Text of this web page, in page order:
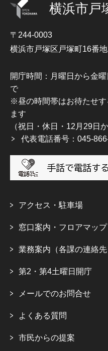
横浜市戸
〒244-0003
横浜市戸塚区戸塚町16番
開庁時間：月曜日から金
で
※昼の時間帯はお待たせす
ます
（祝日・休日・12月29日
代表電話番号：045-
アクセス・駐車場
窓口案内・フロアマップ
業務案内（各課の連絡先
第2・第4土曜日開庁
メールでのお問合せ
よくある質問
市民からの提案